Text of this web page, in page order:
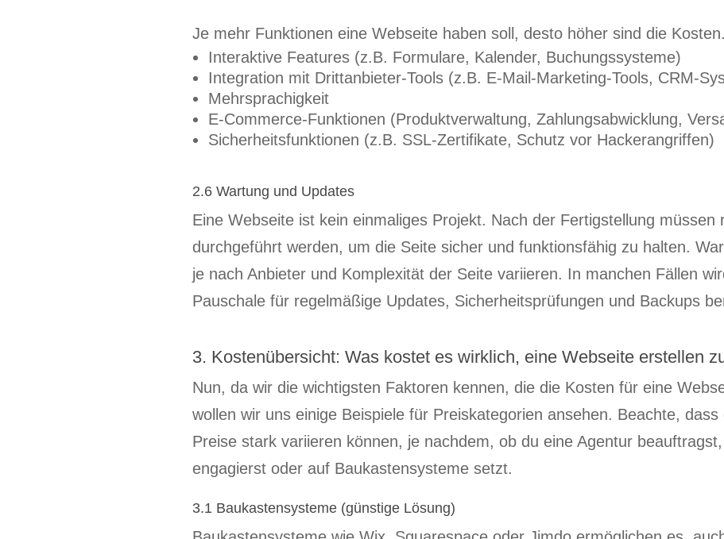
Je mehr Funktionen eine Webseite haben soll, desto höher sind die
Interaktive Features (z.B. Formulare, Kalender, Buchungssysteme)
Integration mit Drittanbieter-Tools (z.B. E-Mail-Marketing-Tools, CRM-
Mehrsprachigkeit
E-Commerce-Funktionen (Produktverwaltung, Zahlungsabwicklung,
Sicherheitsfunktionen (z.B. SSL-Zertifikate, Schutz vor Hackerangriffen)
2.6 Wartung und Updates
Eine Webseite ist kein einmaliges Projekt. Nach der Fertigstellung müssen
durchgeführt werden, um die Seite sicher und funktionsfähig zu halten.
je nach Anbieter und Komplexität der Seite variieren. In manchen Fällen
Pauschale für regelmäßige Updates, Sicherheitsprüfungen und Backups
3. Kostenübersicht: Was kostet es wirklich, eine Webseite erstellen
Nun, da wir die wichtigsten Faktoren kennen, die die Kosten für eine
wollen wir uns einige Beispiele für Preiskategorien ansehen. Beachte, dass
Preise stark variieren können, je nachdem, ob du eine Agentur
engagierst oder auf Baukastensysteme setzt.
3.1 Baukastensysteme (günstige Lösung)